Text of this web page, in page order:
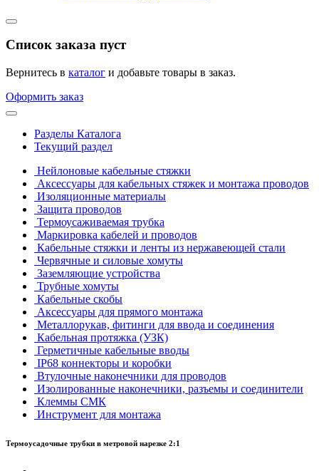
Список заказа пуст
Вернитесь в каталог и добавьте товары в заказ.
Оформить заказ
Разделы Каталога
Текущий раздел
Нейлоновые кабельные стяжки
Аксессуары для кабельных стяжек и монтажа проводов
Изоляционные материалы
Защита проводов
Термоусаживаемая трубка
Маркировка кабелей и проводов
Кабельные стяжки и ленты из нержавеющей стали
Червячные и силовые хомуты
Заземляющие устройства
Трубные хомуты
Кабельные скобы
Аксессуары для прямого монтажа
Металлорукав, фитинги для ввода и соединения
Кабельная протяжка (УЗК)
Герметичные кабельные вводы
IP68 коннекторы и коробки
Втулочные наконечники для проводов
Изолированные наконечники, разъемы и соединители
Клеммы СМК
Инструмент для монтажа
Термоусадочные трубки в метровой нарезке 2:1